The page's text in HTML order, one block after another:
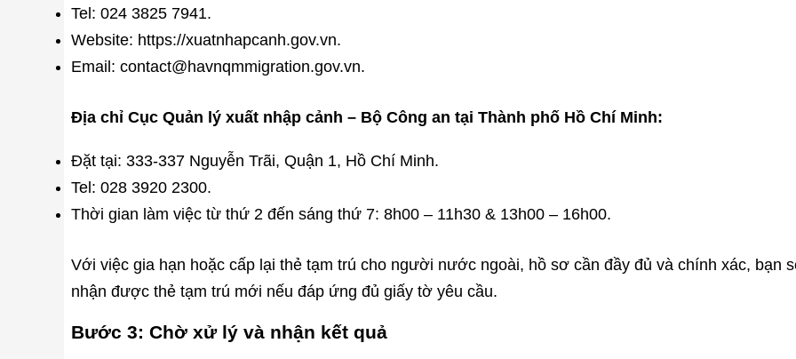
Tel: 024 3825 7941.
Website: https://xuatnhapcanh.gov.vn.
Email: contact@havnqmmigration.gov.vn.
Địa chỉ Cục Quản lý xuất nhập cảnh – Bộ Công an tại Thành phố Hồ Chí Minh:
Đặt tại: 333-337 Nguyễn Trãi, Quận 1, Hồ Chí Minh.
Tel: 028 3920 2300.
Thời gian làm việc từ thứ 2 đến sáng thứ 7: 8h00 – 11h30 & 13h00 – 16h00.
Với việc gia hạn hoặc cấp lại thẻ tạm trú cho người nước ngoài, hồ sơ cần đầy đủ và chính xác, bạn
nhận được thẻ tạm trú mới nếu đáp ứng đủ giấy tờ yêu cầu.
Bước 3: Chờ xử lý và nhận kết quả